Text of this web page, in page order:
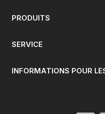
PRODUITS
SERVICE
INFORMATIONS POUR